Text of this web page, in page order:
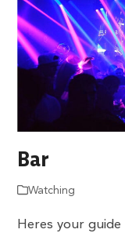
Bar
Watching
Heres your